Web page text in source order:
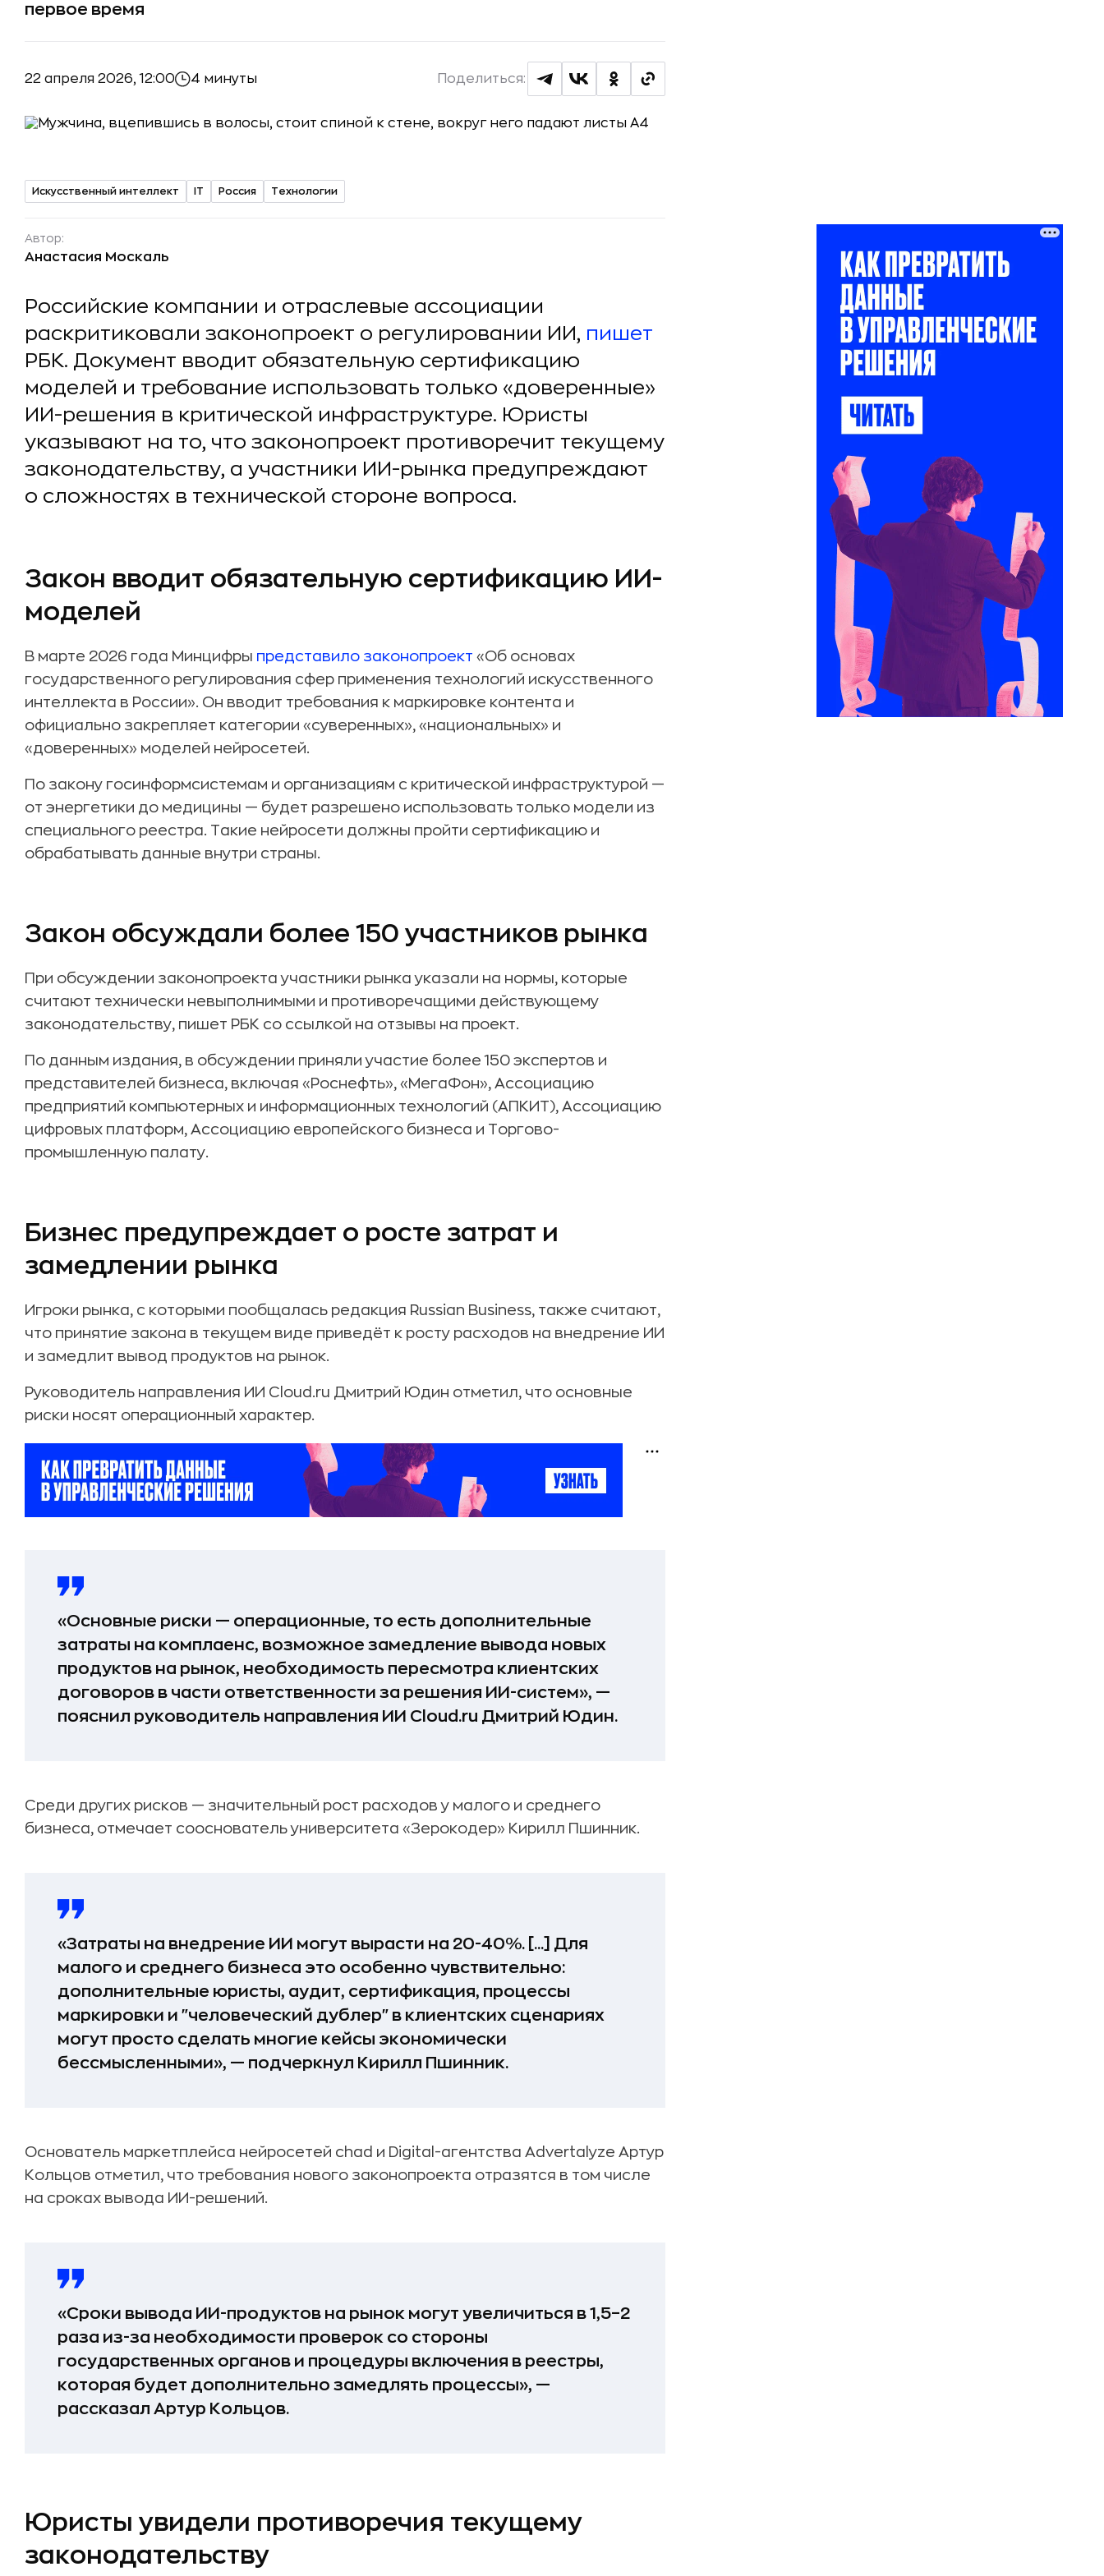
первое время
22 апреля 2026, 12:00 4 минуты Поделиться:
Искусственный интеллект IT Россия Технологии
Автор:
Анастасия Москаль
Российские компании и отраслевые ассоциации
раскритиковали законопроект о регулировании ИИ, пишет
РБК. Документ вводит обязательную сертификацию
моделей и требование использовать только «доверенные»
ИИ-решения в критической инфраструктуре. Юристы
указывают на то, что законопроект противоречит текущему
законодательству, а участники ИИ-рынка предупреждают
о сложностях в технической стороне вопроса.
Закон вводит обязательную сертификацию ИИ-
моделей
В марте 2026 года Минцифры представило законопроект «Об основах
государственного регулирования сфер применения технологий искусственного
интеллекта в России». Он вводит требования к маркировке контента и
официально закрепляет категории «суверенных», «национальных» и
«доверенных» моделей нейросетей.
По закону госинформсистемам и организациям с критической инфраструктурой —
от энергетики до медицины — будет разрешено использовать только модели из
специального реестра. Такие нейросети должны пройти сертификацию и
обрабатывать данные внутри страны.
Закон обсуждали более 150 участников рынка
При обсуждении законопроекта участники рынка указали на нормы, которые
считают технически невыполнимыми и противоречащими действующему
законодательству, пишет РБК со ссылкой на отзывы на проект.
По данным издания, в обсуждении приняли участие более 150 экспертов и
представителей бизнеса, включая «Роснефть», «МегаФон», Ассоциацию
предприятий компьютерных и информационных технологий (АПКИТ), Ассоциацию
цифровых платформ, Ассоциацию европейского бизнеса и Торгово-
промышленную палату.
Бизнес предупреждает о росте затрат и
замедлении рынка
Игроки рынка, с которыми пообщалась редакция Russian Business, также считают,
что принятие закона в текущем виде приведёт к росту расходов на внедрение ИИ
и замедлит вывод продуктов на рынок.
Руководитель направления ИИ Cloud.ru Дмитрий Юдин отметил, что основные
риски носят операционный характер.
«Основные риски — операционные, то есть дополнительные
затраты на комплаенс, возможное замедление вывода новых
продуктов на рынок, необходимость пересмотра клиентских
договоров в части ответственности за решения ИИ-систем», —
пояснил руководитель направления ИИ Cloud.ru Дмитрий Юдин.
Среди других рисков — значительный рост расходов у малого и среднего
бизнеса, отмечает сооснователь университета «Зерокодер» Кирилл Пшинник.
«Затраты на внедрение ИИ могут вырасти на 20-40%. [...] Для
малого и среднего бизнеса это особенно чувствительно:
дополнительные юристы, аудит, сертификация, процессы
маркировки и "человеческий дублер" в клиентских сценариях
могут просто сделать многие кейсы экономически
бессмысленными», — подчеркнул Кирилл Пшинник.
Основатель маркетплейса нейросетей chad и Digital-агентства Advertalyze Артур
Кольцов отметил, что требования нового законопроекта отразятся в том числе
на сроках вывода ИИ-решений.
«Сроки вывода ИИ-продуктов на рынок могут увеличиться в 1,5–2
раза из-за необходимости проверок со стороны
государственных органов и процедуры включения в реестры,
которая будет дополнительно замедлять процессы», —
рассказал Артур Кольцов.
Юристы увидели противоречия текущему
законодательству